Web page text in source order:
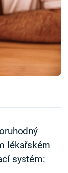
lékařském
systém: